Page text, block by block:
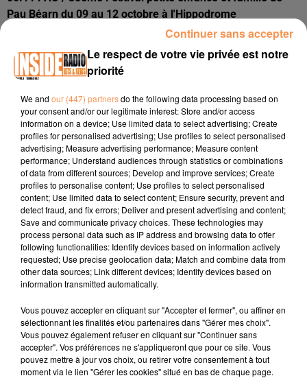
Pau Béarn du 09 au 12 octobre à l'Hippodrome
00:26 BAGNERES DE BIGORRE / Balade ludique et familiale
au crépuscule en compagnie des chauves-souris vendredi
bagneresdebigorre.fr
00:53 SARE / Fête de la Palombe dimanche 12 octobre de
10h à 20h www.sare.fr
TITRES DIFFUSÉS
21h00
21h00 20h57
20h57 20h53
20h53
Le respect de votre vie privée est notre
priorité
We and our (447) partnersdo the following data processing based on
your consent and/or our legitimate interest: Store and/or access
information on a device; Use limited data to select advertising; Create
profiles for personalised advertising; Use profiles to select personalised
advertising; Measure advertising performance; Measure content
performance; Understand audiences through statistics or combinations
of data from different sources; Develop and improve services; Create
profiles to personalise content; Use profiles to select personalised
content; Use limited data to select content; Ensure security, prevent and
detect fraud, and fix errors; Deliver and present advertising and content;
Save and communicate privacy choices. These technologies may
process personal data such as IP address and browsing data to offer
following functionalities: Identify devices based on information actively
requested; Use precise geolocation data; Match and combine data from
other data sources; Link different devices; Identify devices based on
information transmitted automatically.
Vous pouvez accepter en cliquant sur "Accepter et fermer", ou affiner en
sélectionnant les finalités et/ou partenaires dans "Gérer mes choix".
Vous pouvez également refuser en cliquant sur "Continuer sans
accepter". Vos préférences ne s'appliqueront que pour ce site. Vous
pouvez mettre à jour vos choix, ou retirer votre consentement à tout
moment via le lien "Gérer les cookies" situé en bas de chaque page.
Continuer sans accepter